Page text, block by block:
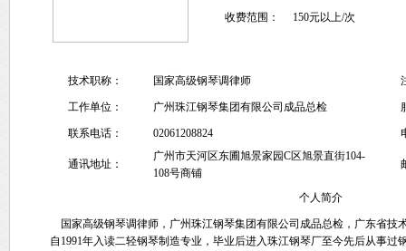
收费范围： 150元以上/次
技术职称： 国家高级钢琴调律师
工作单位： 广州珠江钢琴集团有限公司成品总检
联系电话： 02061208824
通讯地址：
广州市天河区东圃旭景家园C区旭景直街104-
108号商铺
个人简介
国家高级钢琴调律师，广州珠江钢琴集团有限公司成品总检，广东省技
自1991年入读二轻钢琴制造专业，毕业后进入珠江钢琴厂至今先后从事过